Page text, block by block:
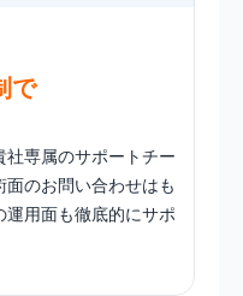
で
社専属のサポートチー
面のお問い合わせはも
運用面も徹底的にサポ